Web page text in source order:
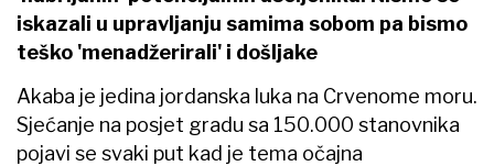
iskazali u upravljanju samima sobom pa bismo
teško 'menadžerirali' i došljake
Akaba je jedina jordanska luka na Crvenome moru.
Sjećanje na posjet gradu sa 150.000 stanovnika
pojavi se svaki put kad je tema očajna